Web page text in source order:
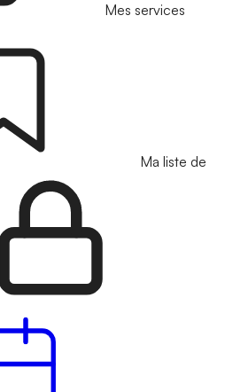
Mes services
Ma liste de